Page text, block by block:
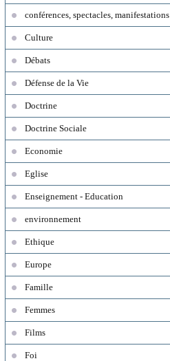
conférences, spectacles, manifestations
Culture
Débats
Défense de la Vie
Doctrine
Doctrine Sociale
Economie
Eglise
Enseignement - Education
environnement
Ethique
Europe
Famille
Femmes
Films
Foi